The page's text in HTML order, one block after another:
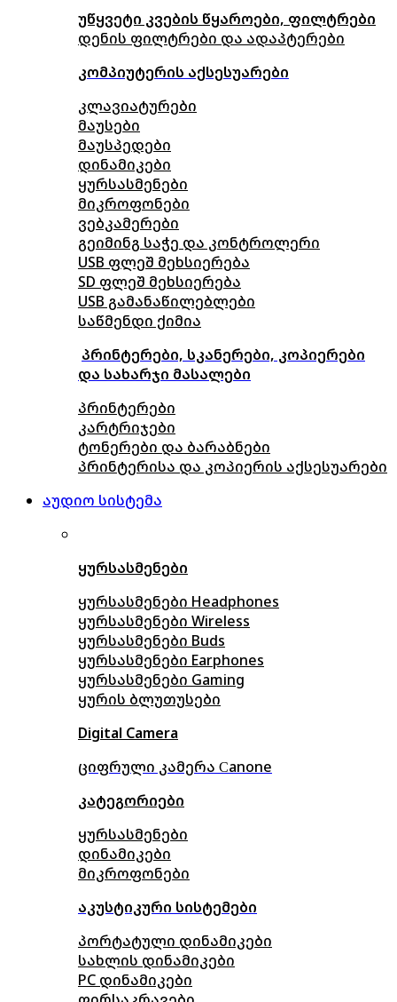
უწყვეტი კვების წყაროები, ფილტრები
დენის ფილტრები და ადაპტერები
კომპიუტერის აქსესუარები
კლავიატურები
მაუსები
მაუსპედები
დინამიკები
ყურსასმენები
მიკროფონები
ვებკამერები
გეიმინგ საჭე და კონტროლერი
USB ფლეშ მეხსიერება
SD ფლეშ მეხსიერება
USB გამანაწილებლები
საწმენდი ქიმია
პრინტერები, სკანერები, კოპიერები
და სახარჯი მასალები
პრინტერები
კარტრიჯები
ტონერები და ბარაბნები
პრინტერისა და კოპიერის აქსესუარები
აუდიო სისტემა
ყურსასმენები
ყურსასმენები Headphones
ყურსასმენები Wireless
ყურსასმენები Buds
ყურსასმენები Earphones
ყურსასმენები Gaming
ყურის ბლუთუსები
Digital Camera
ციფრული კამერა Сanone
კატეგორიები
ყურსასმენები
დინამიკები
მიკროფონები
აკუსტიკური სისტემები
პორტატული დინამიკები
სახლის დინამიკები
PC დინამიკები